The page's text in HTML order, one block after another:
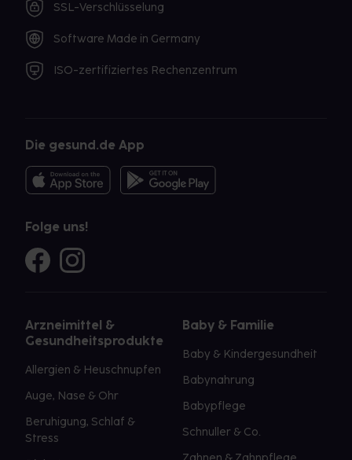
SSL-Verschlüsselung
Software Made in Germany
ISO-zertifiziertes Rechenzentrum
Die gesund.de App
Folge uns!
Arzneimittel &
Gesundheitsprodukte
Allergien & Heuschnupfen
Auge, Nase & Ohr
Beruhigung, Schlaf &
Stress
Baby & Familie
Baby & Kindergesundheit
Babynahrung
Babypflege
Schnuller & Co.